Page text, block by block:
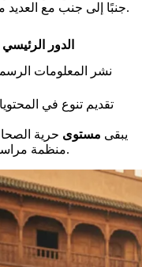
العامة الأولى (SNRT) جنبًا إلى جنب مع العديد من القنوات الخاصة.
الدور الرئيسي
نشر المعلومات
تقديم تنوع في
يبقى مستوى
منظمة مراسلون بلا حدود البلاد في المرتبة 131 عالميًا.